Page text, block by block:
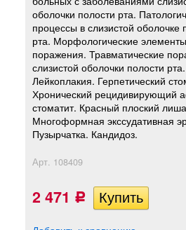
оболочки полости рта.
процессы в слизистой оболочке
рта. Морфологические элементы
поражения. Травматические
слизистой оболочки полости рта.
Лейкоплакия. Герпетический
Хронический рецидивирующий
стоматит. Красный плоский
Многоформная экссудативная
Пузырчатка. Кандидоз.
Арт. 108409
2 471 Р